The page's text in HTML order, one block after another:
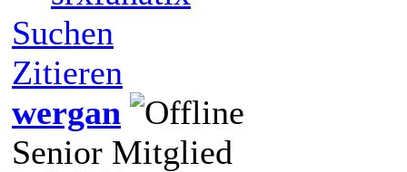
Suchen
Zitieren
wergan
Senior Mitglied